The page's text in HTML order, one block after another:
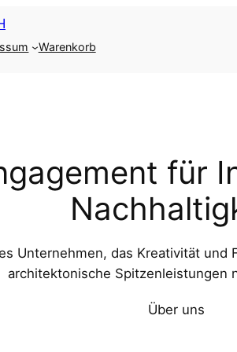
Warenkorb
für
Unternehmen, das Kreativität
architektonische Spitzenleistungen
Über uns